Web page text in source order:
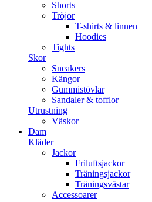
Shorts
Tröjor
T-shirts & linnen
Hoodies
Tights
Skor
Sneakers
Kängor
Gummistövlar
Sandaler & tofflor
Utrustning
Väskor
Dam
Kläder
Jackor
Friluftsjackor
Träningsjackor
Träningsvästar
Accessoarer